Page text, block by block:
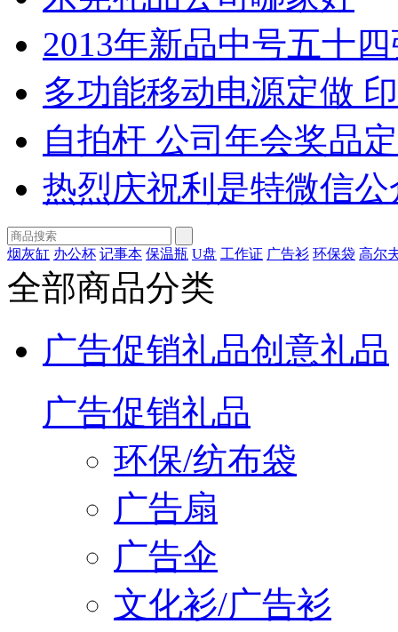
2013年新品中号五十
多功能移动电源定做
自拍杆 公司年会奖品
热烈庆祝利是特微信
烟灰缸 办公杯 记事本 保温瓶 U盘 工作证 广告衫 环保袋 高尔
全部商品分类
广告促销礼品创意礼品
广告促销礼品
环保/纺布袋
广告扇
广告伞
文化衫/广告衫